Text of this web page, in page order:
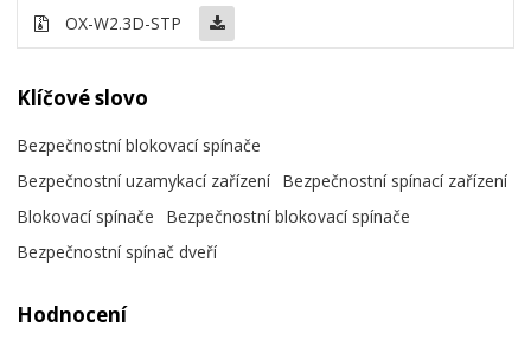
OX-W2.3D-STP
Klíčové slovo
Bezpečnostní blokovací spínače
Bezpečnostní uzamykací zařízení Bezpečnostní spínací zařízení
Blokovací spínače
Bezpečnostní blokovací spínače
Bezpečnostní spínač dveří
Hodnocení